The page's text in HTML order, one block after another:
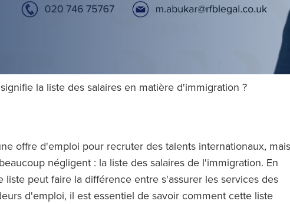
la liste des salaires en matière d'immigration ?
offre d'emploi pour recruter des talents internationaux, mais
négligent : la liste des salaires de l'immigration. En
peut faire la différence entre s'assurer les services des
d'emploi, il est essentiel de savoir comment cette liste